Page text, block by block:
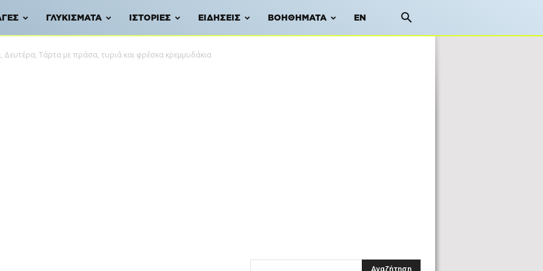
ΓΛΥΚΊΣΜΑΤΑ ΙΣΤΟΡΊΕΣ ΕΙΔΉΣΕΙΣ ΒΟΗΘΉΜΑΤΑ EN
Δευτέρα; Τάρτα με πράσα, τυριά και φρέσκα κρεμμυδάκια